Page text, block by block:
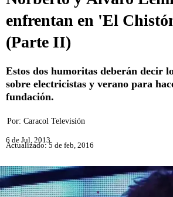
enfrentan en 'El
(Parte II)
Estos dos humoritas deberán decir
sobre electricistas y verano para
fundación.
Por: Caracol Televisión
6 de Jul, 2013
Actualizado: 5 de feb, 2016